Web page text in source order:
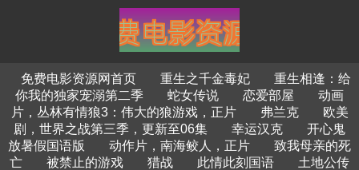
免费电影资源网首页 重生之千金毒妃
重生相逢：给
你我的独家宠溺第二季
蛇女传说 恋爱部屋
动画
片，丛林有情狼3：伟大的狼游戏，正片
弗兰克
欧美
剧，世界之战第三季，更新至06集
幸运汉克
开心鬼
放暑假国语版
动作片，南海鲛人，正片
致我母亲的死
亡
被禁止的游戏 猎战 此情此刻国语
土地公传